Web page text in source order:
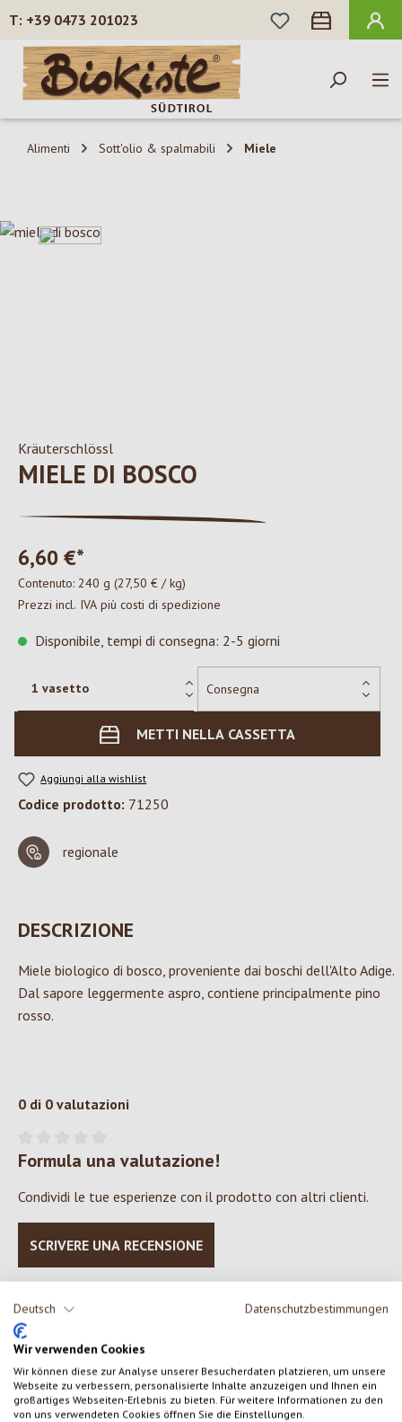
Deutsch Datenschutzbestimmungen
Wir verwenden Cookies
Wir können diese zur Analyse unserer Besucherdaten platzieren, um unsere
Webseite zu verbessern, personalisierte Inhalte anzuzeigen und Ihnen ein
großartiges Webseiten-Erlebnis zu bieten. Für weitere Informationen zu den
von uns verwendeten Cookies öffnen Sie die Einstellungen.
Passa al contenuto principale
+39 0473 201023
HAI 0 ARTICOLI
Alimenti Sott'olio & spalmabili Miele
Salta la galleria di immagini
Kräuterschlössl
MIELE DI BOSCO
6,60 €*
Contenuto: 240 g (27,50 € / kg)
Prezzi incl. IVA più costi di spedizione
Disponibile, tempi di consegna: 2-5 giorni
METTI NELLA CASSETTA
Aggiungi alla wishlist
Codice prodotto: 71250
regionale
DESCRIZIONE
Miele biologico di bosco, proveniente dai boschi dell'Alto Adige.
Dal sapore leggermente aspro, contiene principalmente pino
rosso.
0 di 0 valutazioni
Valutazione media di 0 su 5 stelle
Formula una valutazione!
Condividi le tue esperienze con il prodotto con altri clienti.
SCRIVERE UNA RECENSIONE
Nessuna recensione trovata Condividi le tue opinioni
con gli altri.